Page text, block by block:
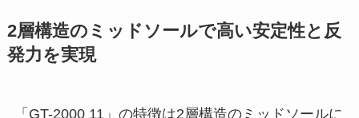
2層構造のミッドソールで高い安定性と反
発力を実現
「GT-2000 11」の特徴は2層構造のミッドソールに